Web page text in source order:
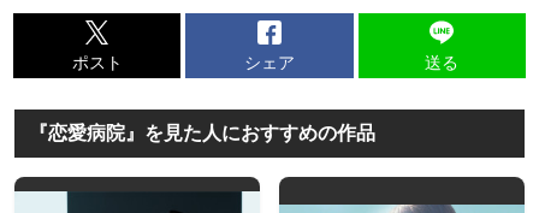
ポスト シェア 送る
『恋愛病院』を見た人におすすめの作品